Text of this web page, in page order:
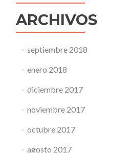
ARCHIVOS
septiembre 2018
enero 2018
diciembre 2017
noviembre 2017
octubre 2017
agosto 2017